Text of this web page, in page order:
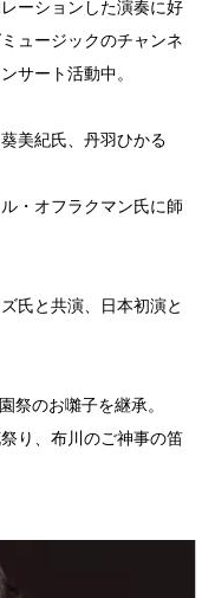
ーションした演奏に好
ュージックのチャンネ
サート活動中。
美紀氏、丹羽ひかる
・オフラクマン氏に師
氏と共演、日本初演と
祭のお囃子を継承。
り、布川のご神事の笛